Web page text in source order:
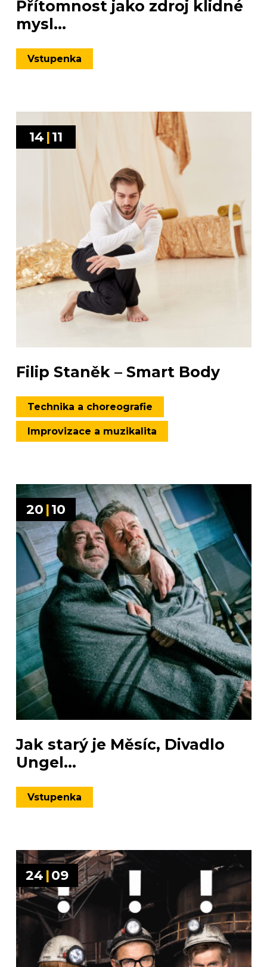
Přítomnost jako zdroj klidné
mysl...
Vstupenka
14 |11
Filip Staněk – Smart Body
Technika a choreografie
Improvizace a muzikalita
20 |10
Jak starý je Měsíc, Divadlo
Ungel...
Vstupenka
24 |09